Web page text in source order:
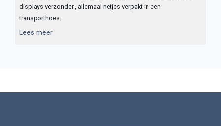
displays verzonden, allemaal netjes verpakt in een
transporthoes.
Lees meer...